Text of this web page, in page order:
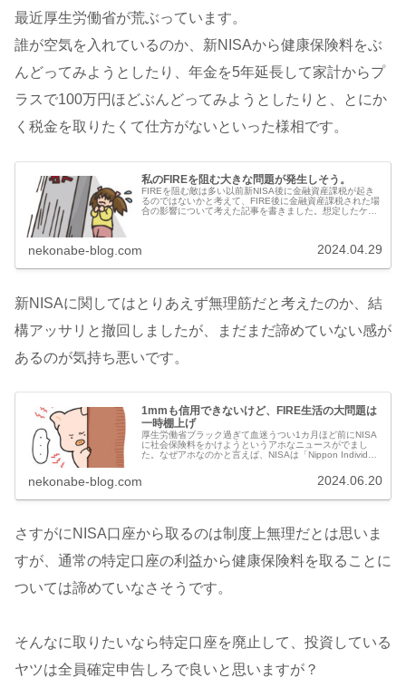
最近厚生労働省が荒ぶっています。
誰が空気を入れているのか、新NISAから健康保険料をぶ
んどってみようとしたり、年金を5年延長して家計からプ
ラスで100万円ほどぶんどってみようとしたりと、とにか
く税金を取りたくて仕方がないといった様相です。
私のFIREを阻む大きな問題が発生しそう。
FIREを阻む敵は多い以前新NISA後に金融資産課税が起き
るのではないかと考えて、FIRE後に金融資産課税された場
合の影響について考えた記事を書きました。想定したケー
nekonabe-blog.com 2024.04.29
新NISAに関してはとりあえず無理筋だと考えたのか、結
構アッサリと撤回しましたが、まだまだ諦めていない感が
あるのが気持ち悪いです。
1mmも信用できないけど、FIRE生活の大問題は
一時棚上げ
厚生労働省ブラック過ぎて血迷うつい1カ月ほど前にNISA
に社会保険料をかけようというアホなニュースがでまし
た。なぜアホなのかと言えば、NISAは「Nippon Individual
nekonabe-blog.com 2024.06.20
さすがにNISA口座から取るのは制度上無理だとは思いま
すが、通常の特定口座の利益から健康保険料を取ることに
ついては諦めていなさそうです。
そんなに取りたいなら特定口座を廃止して、投資している
ヤツは全員確定申告しろで良いと思いますが？